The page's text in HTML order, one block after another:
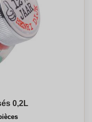
0,2L